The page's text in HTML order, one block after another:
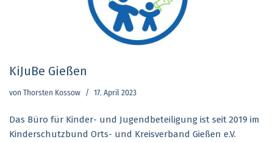
KiJuBe Gießen
von Thorsten Kossow 17. April 2023
Das Büro für Kinder- und Jugendbeteiligung ist seit 2019 im
Kinderschutzbund Orts- und Kreisverband Gießen e.V.